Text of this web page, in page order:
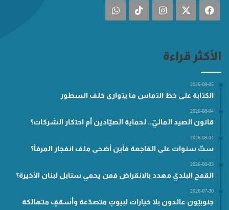
فيسبوك انستقرام ‫TikTokواتساب
الأكثر قراءة
2026-08-05
الكتابة على خطّ التماس ما يتوارى خلف السطور
2026-08-04
قانون الصيد المائيّ.. لحماية الصيّادين أم احتكار الشركات؟
2026-08-04
ستّ سنوات على الفاجعة فأين أضحى ملف انفجار المرفأ؟
2026-08-03
القمح البلديّ مهدد بالانقراض فمن يحمي سنابل لبنان الأخيرة؟
2026-07-30
جنوبيّون عائدون بلا خيارات لبيوتٍ متصدّعة وأسقفٍ متهالكة